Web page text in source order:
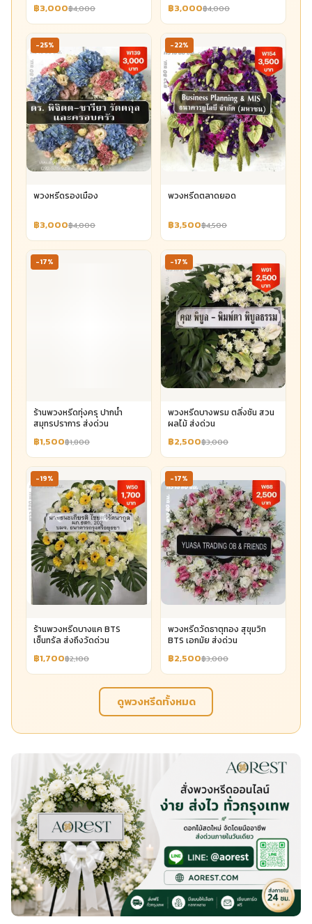
฿3,000฿4,000 ฿3,000฿4,000
-25%
พวงหรีดรองเมือง
฿3,000฿4,000
-22%
พวงหรีดตลาดยอด
฿3,500฿4,500
-17%
ร้านพวงหรีดทุ่งครุ ปากน้ำ
สมุทรปราการ ส่งด่วน
฿1,500฿1,800
-17%
พวงหรีดบางพรม ตลิ่งชัน สวน
ผลไม้ ส่งด่วน
฿2,500฿3,000
-19%
ร้านพวงหรีดบางแค BTS
เซ็นทรัล ส่งถึงวัดด่วน
฿1,700฿2,100
-17%
พวงหรีดวัดธาตุทอง สุขุมวิท
BTS เอกมัย ส่งด่วน
฿2,500฿3,000
ดูพวงหรีดทั้งหมด